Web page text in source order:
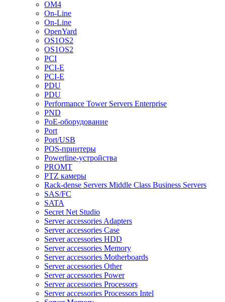
OM4
On-Line
On-Line
OpenYard
OS1OS2
OS1OS2
PCI
PCI-E
PCI-E
PDU
PDU
Performance Tower Servers Enterprise
PND
PoE-оборудование
Port
Port/USB
POS-принтеры
Powerline-устройства
PROMT
PTZ камеры
Rack-dense Servers Middle Class Business Servers
SAS/FC
SATA
Secret Net Studio
Server accessories Adapters
Server accessories Case
Server accessories HDD
Server accessories Memory
Server accessories Motherboards
Server accessories Other
Server accessories Power
Server accessories Processors
Server accessories Processors Intel